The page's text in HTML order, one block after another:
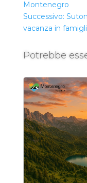
Montenegro
Successivo:
vacanza in
Potrebbe